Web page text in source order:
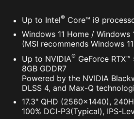
Up to Intel® Core™ i9
Windows 11 Home / Windows
(MSI recommends Windows
Up to NVIDIA® GeForce
8GB GDDR7
Powered by the NVIDIA
DLSS 4, and Max-Q
17.3" QHD (2560x1440),
100% DCI-P3(Typical), IPS-